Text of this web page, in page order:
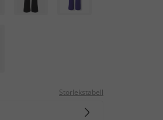
Storlekstabell